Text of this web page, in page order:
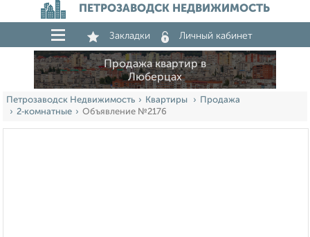
ПЕТРОЗАВОДСК НЕДВИЖИМОСТЬ
Закладки Личный кабинет
Продажа квартир в
Люберцах
Петрозаводск Недвижимость Квартиры
Продажа
2‑комнатные
Объявление №2176